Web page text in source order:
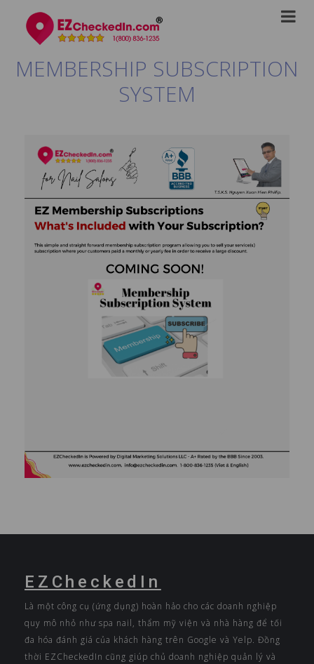
MEMBERSHIP SUBSCRIPTION
SYSTEM
EZCheckedIn
Là một công cụ (ứng dụng) hoàn hảo cho các doanh nghiệp
quy mô nhỏ như spa nail, thẩm mỹ viện và nhà hàng để tối
đa hóa đánh giá của khách hàng trên Google và Yelp. Đồng
thời EZCheckedIn cũng giúp chủ doanh nghiệp quản lý và